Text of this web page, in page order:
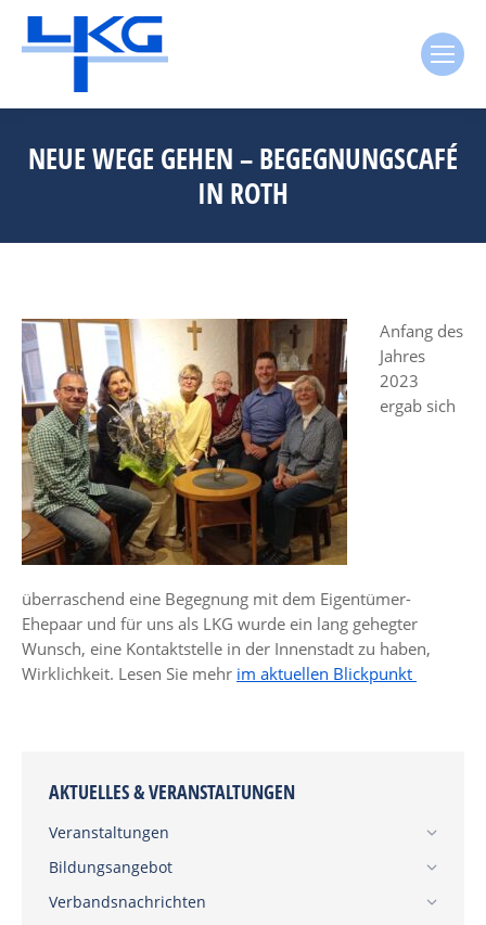
NEUE WEGE GEHEN – BEGEGNUNGSCAFÉ
IN ROTH
Anfang des
Jahres
2023
ergab sich
überraschend eine Begegnung mit dem Eigentümer-
Ehepaar und für uns als LKG wurde ein lang gehegter
Wunsch, eine Kontaktstelle in der Innenstadt zu haben,
Wirklichkeit. Lesen Sie mehr im aktuellen Blickpunkt
AKTUELLES & VERANSTALTUNGEN
Veranstaltungen
Bildungsangebot
Verbandsnachrichten